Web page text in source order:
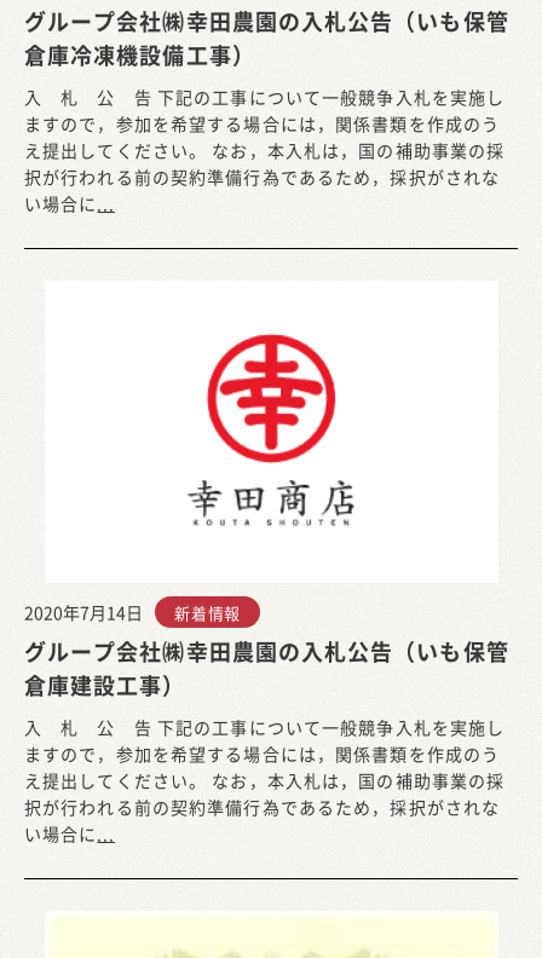
グループ会社㈱幸田農園の入札公告（いも保管
倉庫冷凍機設備工事）
入 札 公 告 下記の工事について一般競争入札を実施し
ますので，参加を希望する場合には，関係書類を作成のう
え提出してください。 なお，本入札は，国の補助事業の採
択が行われる前の契約準備行為であるため，採択がされな
い場合に
2020年7月14日 新着情報
グループ会社㈱幸田農園の入札公告（いも保管
倉庫建設工事）
入 札 公 告 下記の工事について一般競争入札を実施し
ますので，参加を希望する場合には，関係書類を作成のう
え提出してください。 なお，本入札は，国の補助事業の採
択が行われる前の契約準備行為であるため，採択がされな
い場合に